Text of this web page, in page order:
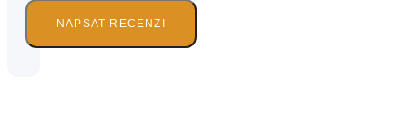
NAPSAT RECENZI